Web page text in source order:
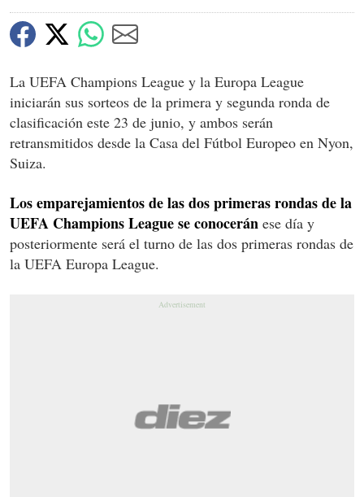
La UEFA Champions League y la Europa League
iniciarán sus sorteos de la primera y segunda ronda de
clasificación este 23 de junio, y ambos serán
retransmitidos desde la Casa del Fútbol Europeo en Nyon,
Suiza.
Los emparejamientos de las dos primeras rondas de la
UEFA Champions League se conocerán ese día y
posteriormente será el turno de las dos primeras rondas de
la UEFA Europa League.